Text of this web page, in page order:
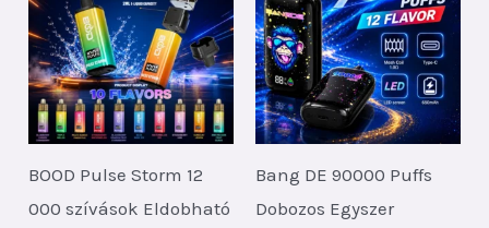
BOOD Pulse Storm 12
000 szívások Eldobható
Bang DE 90000 Puffs
Dobozos Egyszer